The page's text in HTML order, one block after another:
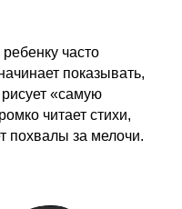
часто
показывать,
«самую
читает стихи,
похвалы за мелочи.